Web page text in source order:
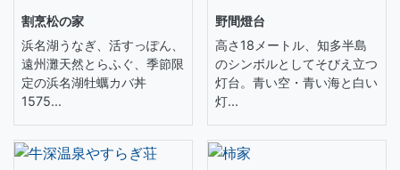
割烹松の家
浜名湖うなぎ、活すっぽん、
遠州灘天然とらふぐ、季節限
定の浜名湖牡蠣カバ丼
1575...
野間燈台
高さ18メートル、知多半島
のシンボルとしてそびえ立つ
灯台。青い空・青い海と白い
灯...